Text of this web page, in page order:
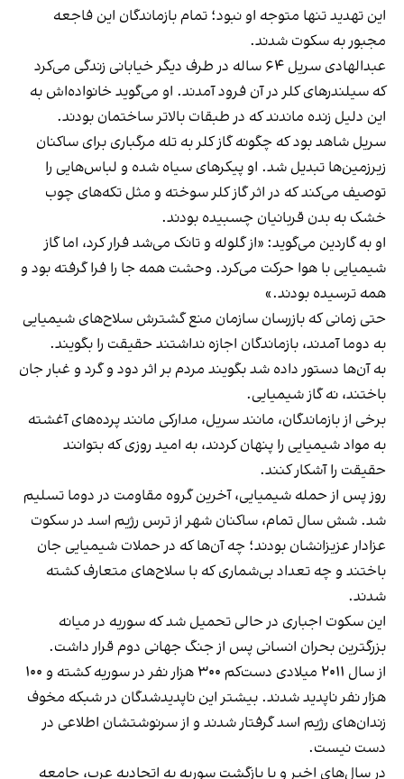
این تهدید تنها متوجه او نبود؛ تمام بازماندگان این فاجعه
مجبور به سکوت شدند.
عبدالهادی سریل ۶۴ ساله در طرف دیگر خیابانی زندگی می‌کرد
که سیلندرهای کلر در آن فرود آمدند. او می‌گوید خانواده‌اش به
این دلیل زنده ماندند که در طبقات بالاتر ساختمان بودند.
سریل شاهد بود که چگونه گاز کلر به تله مرگباری برای ساکنان
زیرزمین‌ها تبدیل شد. او پیکرهای سیاه شده و لباس‌هایی را
توصیف می‌کند که در اثر گاز کلر سوخته و مثل تکه‌های چوب
خشک به بدن قربانیان چسبیده‌ بودند.
او به گاردین می‌گوید: «از گلوله و تانک می‌شد فرار کرد، اما گاز
شیمیایی با هوا حرکت می‌کرد. وحشت همه جا را فرا گرفته‌ بود و
همه ترسیده‌ بودند.»
حتی زمانی که بازرسان سازمان منع گشترش سلاح‌های شیمیایی
به دوما آمدند، بازماندگان اجازه نداشتند حقیقت را بگویند.
به آن‌ها دستور داده‌ شد بگویند مردم بر اثر دود و گرد و غبار جان
باختند، نه گاز شیمیایی.
برخی از بازماندگان، مانند سریل، مدارکی مانند پرده‌های آغشته
به مواد شیمیایی را پنهان کردند، به امید روزی که بتوانند
حقیقت را آشکار کنند.
روز پس از حمله شیمیایی، آخرین گروه مقاومت در دوما تسلیم
شد. شش سال تمام، ساکنان شهر از ترس رژیم اسد در سکوت
عزادار عزیزانشان بودند؛ چه آن‌ها که در حملات شیمیایی جان
باختند و چه تعداد بی‌شماری که با سلاح‌های متعارف کشته‌
شدند.
این سکوت اجباری در حالی تحمیل شد که سوریه در میانه
بزرگترین بحران انسانی پس از جنگ جهانی دوم قرار داشت.
از سال ۲۰۱۱ میلادی دست‌کم ۳۰۰ هزار نفر در سوریه کشته و ۱۰۰
هزار نفر ناپدید شدند. بیشتر این ناپدیدشدگان در شبکه مخوف
زندان‌های رژیم اسد گرفتار شدند و از سرنوشتشان اطلاعی در
دست نیست.
در سال‌های اخیر و با بازگشت سوریه به اتحادیه عرب، جامعه